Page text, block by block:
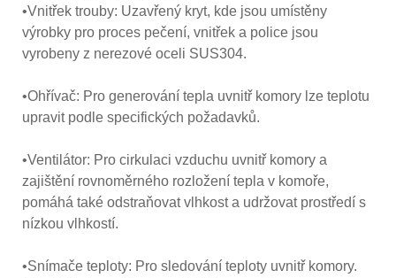
•Vnitřek trouby: Uzavřený kryt, kde jsou umístěny
výrobky pro proces pečení, vnitřek a police jsou
vyrobeny z nerezové oceli SUS304.
•Ohřívač: Pro generování tepla uvnitř komory lze teplotu
upravit podle specifických požadavků.
•Ventilátor: Pro cirkulaci vzduchu uvnitř komory a
zajištění rovnoměrného rozložení tepla v komoře,
pomáhá také odstraňovat vlhkost a udržovat prostředí s
nízkou vlhkostí.
•Snímače teploty: Pro sledování teploty uvnitř komory.